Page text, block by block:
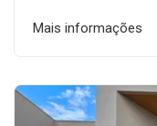
Mais informações